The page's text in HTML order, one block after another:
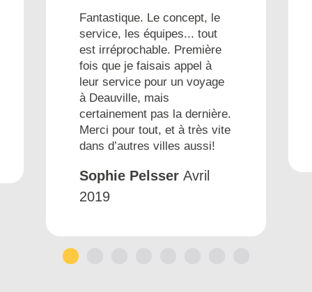
Fantastique. Le concept, le
service, les équipes... tout
est irréprochable. Première
fois que je faisais appel à
leur service pour un voyage
à Deauville, mais
certainement pas la dernière.
Merci pour tout, et à très vite
dans d’autres villes aussi!
Sophie Pelsser Avril
2019